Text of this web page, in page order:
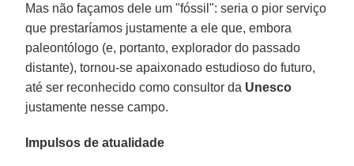
Mas não façamos dele um "fóssil": seria o pior serviço
que prestaríamos justamente a ele que, embora
paleontólogo (e, portanto, explorador do passado
distante), tornou-se apaixonado estudioso do futuro,
até ser reconhecido como consultor da Unesco
justamente nesse campo.
Impulsos de atualidade